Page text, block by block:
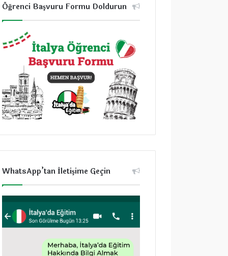
Öğrenci Başvuru Formu Doldurun
WhatsApp’tan İletişime Geçin